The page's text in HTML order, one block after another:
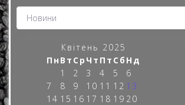
Квітень 2025
Пн Вт Ср Чт Пт Сб Нд
1
2 3 4 5
6
7
8 9 10 11 12 13
14 15 16 17 18 19 20